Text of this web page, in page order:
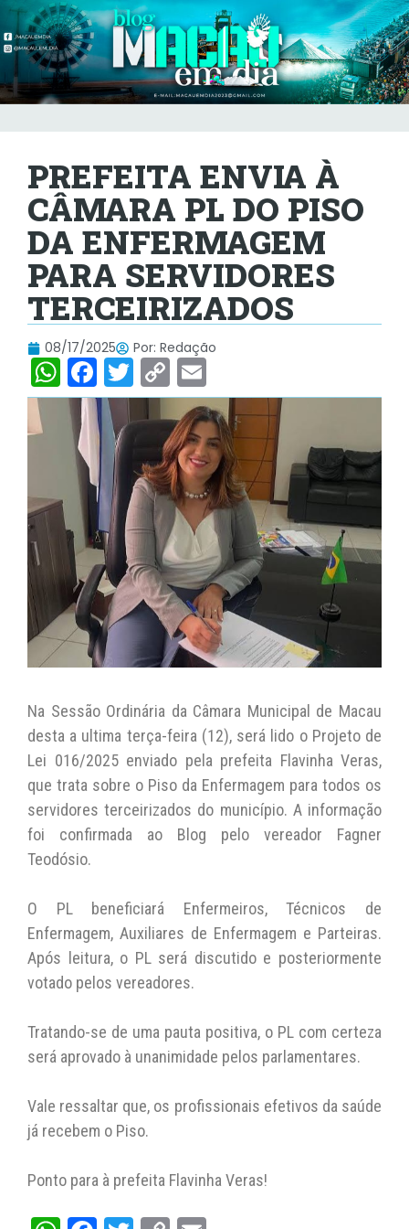
PREFEITA ENVIA À
CÂMARA PL DO PISO
DA ENFERMAGEM
PARA SERVIDORES
TERCEIRIZADOS
08/17/2025 Por: Redação
W
h
at
s
A
p
p
F
a
c
e
b
o
o
k
T
w
itt
er
C
o
p
y
Li
n
k
m
ai
l
Na Sessão Ordinária da Câmara Municipal de Macau
desta a ultima terça-feira (12), será lido o Projeto de
Lei 016/2025 enviado pela prefeita Flavinha Veras,
que trata sobre o Piso da Enfermagem para todos os
servidores terceirizados do município. A informação
foi confirmada ao Blog pelo vereador Fagner
Teodósio.
O PL beneficiará Enfermeiros, Técnicos de
Enfermagem, Auxiliares de Enfermagem e Parteiras.
Após leitura, o PL será discutido e posteriormente
votado pelos vereadores.
Tratando-se de uma pauta positiva, o PL com certeza
será aprovado à unanimidade pelos parlamentares.
Vale ressaltar que, os profissionais efetivos da saúde
já recebem o Piso.
Ponto para à prefeita Flavinha Veras!